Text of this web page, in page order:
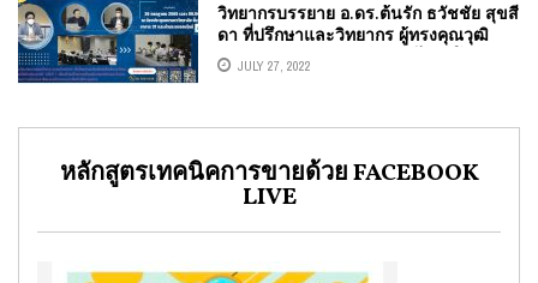
วิทยากรบรรยาย อ.ดร.ต้นรัก ธวัชชัย สุขสี
ดา ที่ปรึกษาและวิทยากร ผู้ทรงคุณวุฒิ
ด้านการประชาสัมพันธ์ออนไลน์ โครงการ
พี่เลี้ยงประชาสัมพันธ์เพื่อพัฒนาทักษะ
JULY 27, 2022
หลักสูตรเทคนิคการขายด้วย FACEBOOK
LIVE